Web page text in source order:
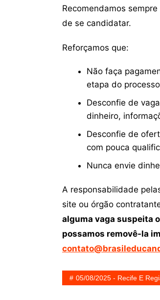
Recomendamos
de se candidatar.
Reforçamos que:
Não faça
etapa do
Desconfie de
dinheiro,
Desconfie de
com pouca
Nunca envie
A responsabilidade
site ou órgão
alguma vaga suspeita
possamos removê-la
05/08/2025 - Recife E